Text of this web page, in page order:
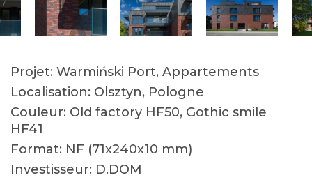
Projet: Warmiński Port, Appartements
Localisation: Olsztyn, Pologne
Couleur: Old factory HF50, Gothic smile
HF41
Format: NF (71x240x10 mm)
Investisseur: D.DOM